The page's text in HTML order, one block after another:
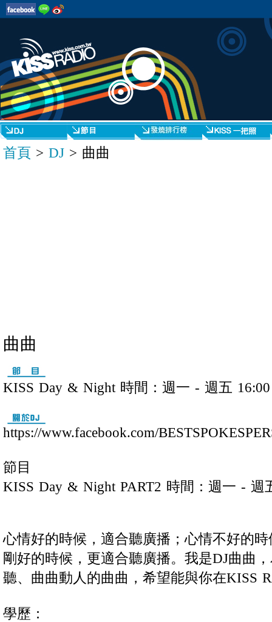
首頁 > DJ > 曲曲
曲曲
KISS Day & Night 時間：週一 - 週五
https://www.facebook.com/
節目
KISS Day & Night PART2 時間：週一 - 週
心情好的時候，適合聽廣播；心情不好的
剛好的時候，更適合聽廣播。我是DJ曲曲
聽、曲曲動人的曲曲，希望能與你在KISS
學歷：